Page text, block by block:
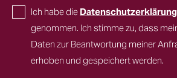
Ich habe die Datenschutzerklärung
genommen. Ich stimme zu, dass
Daten zur Beantwortung meiner
erhoben und gespeichert werden.